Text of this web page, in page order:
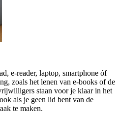
e-reader, laptop, smartphone óf
zoals het lenen van e-books of de
staan voor je klaar in het
als je geen lid bent van de
te maken.